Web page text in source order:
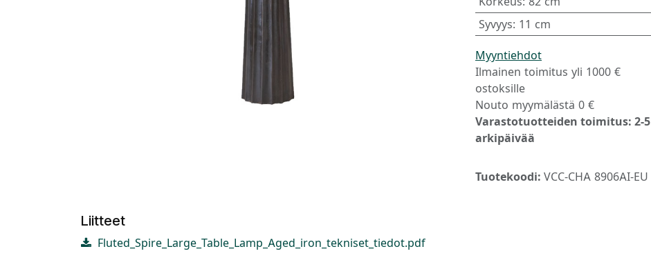
Syvyys: 11 cm
Myyntiehdot
Ilmainen toimitus yli 1000 €
ostoksille
Nouto myymälästä 0 €
Varastotuotteiden toimitus: 2-5
arkipäivää
Tuotekoodi: VCC-CHA 8906AI-EU
Liitteet
Fluted_Spire_Large_Table_Lamp_Aged_iron_tekniset_tiedot.pdf